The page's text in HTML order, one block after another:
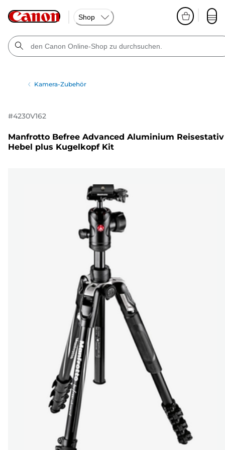
Shop
Kamera-Zubehör
#4230V162
Manfrotto Befree Advanced Aluminium Reisestativ
Hebel plus Kugelkopf Kit